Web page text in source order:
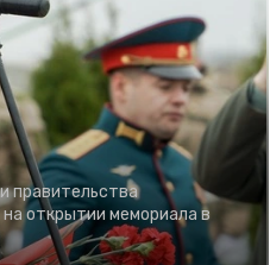
правительства
открытии мемориала в